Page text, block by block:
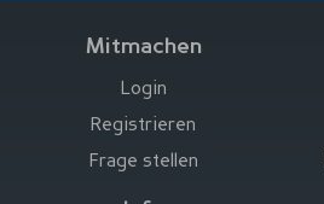
Mitmachen
Login
Registrieren
Frage stellen